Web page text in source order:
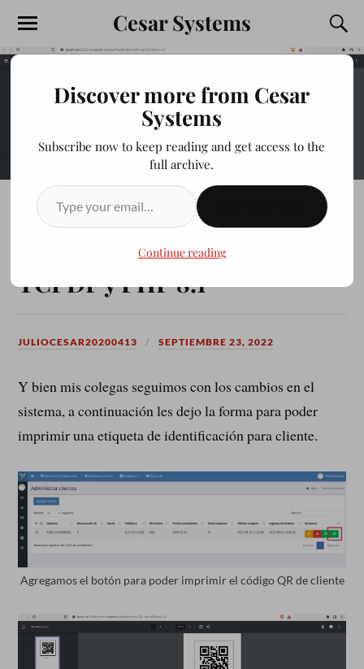
Cesar Systems
JCPOS2022 Impresión QR
Identificación de Cliente en
TCPDF y PHP 8.1
JULIOCESAR20200413 SEPTIEMBRE 23, 2022
Y bien mis colegas seguimos con los cambios en el
sistema, a continuación les dejo la forma para poder
imprimir una etiqueta de identificación para cliente.
Agregamos el botón para poder imprimir el código QR de cliente
Discover more from Cesar
Systems
Subscribe now to keep reading and get access to the
full archive.
Continue reading